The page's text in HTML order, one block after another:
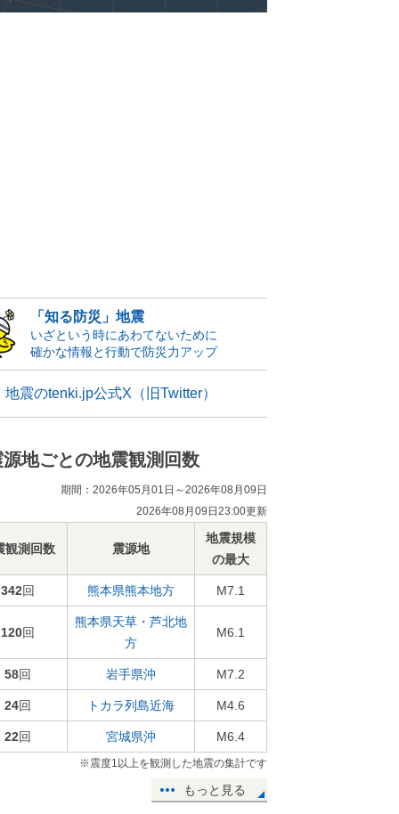
「知る防災」地震
いざという時にあわてないために
確かな情報と行動で防災力アップ
地震のtenki.jp公式X（旧Twitter）
源地ごとの地震観測回数
期間：2026年05月01日～2026年08月09日
2026年08月09日23:00更新
観測回数 震源地
地震規模
の最大
342回 熊本県熊本地方 M7.1
120回
熊本県天草・芦北地
方
M6.1
58回 岩手県沖 M7.2
24回 トカラ列島近海 M4.6
22回 宮城県沖 M6.4
※震度1以上を観測した地震の集計です
もっと見る